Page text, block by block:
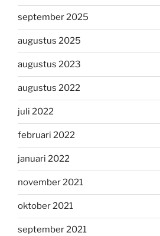
september 2025
augustus 2025
augustus 2023
augustus 2022
juli 2022
februari 2022
januari 2022
november 2021
oktober 2021
september 2021